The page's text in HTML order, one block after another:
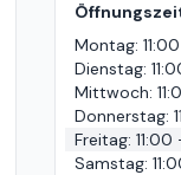
Montag:
Dienstag:
Mittwoch:
Donnerstag:
Freitag:
Samstag: